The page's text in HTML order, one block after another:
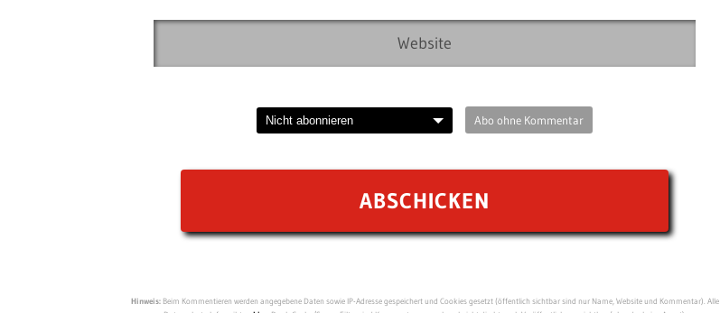
Abo ohne Kommentar
Hinweis:Beim Kommentieren werden angegebene Daten sowie IP-Adresse gespeichert und Cookies gesetzt (öffentlich sichtbar sind nur Name, Website und Kommentar). Alle